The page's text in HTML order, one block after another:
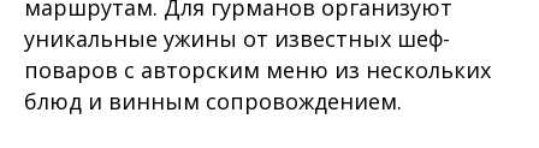
маршрутам. Для гурманов организуют
уникальные ужины от известных шеф-
поваров с авторским меню из нескольких
блюд и винным сопровождением.